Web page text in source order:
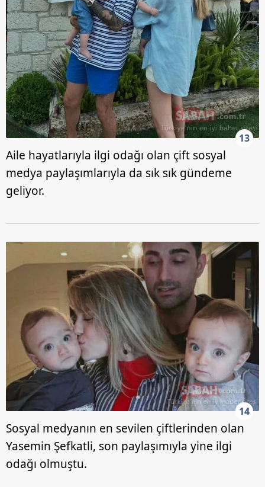
13
Aile hayatlarıyla ilgi odağı olan çift sosyal
medya paylaşımlarıyla da sık sık gündeme
geliyor.
14
Sosyal medyanın en sevilen çiftlerinden olan
Yasemin Şefkatli, son paylaşımıyla yine ilgi
odağı olmuştu.